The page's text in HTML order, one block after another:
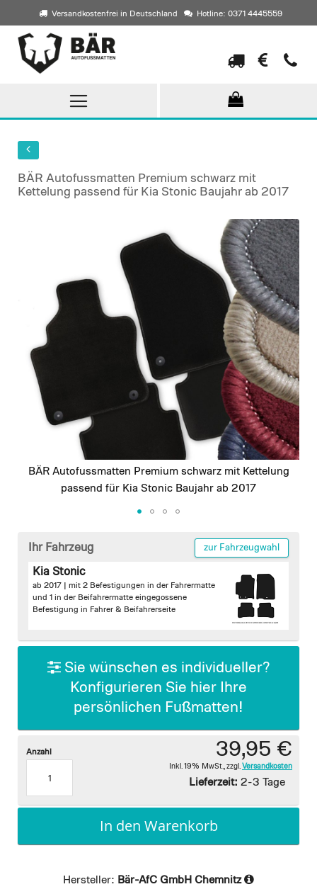
Versandkostenfrei in Deutschland Hotline: 0371 4445559
Direkt
zum
Inhalt
BÄR Autofussmatten Premium schwarz mit
Kettelung passend für Kia Stonic Baujahr ab 2017
images
gallery
BÄR Autofussmatten Premium schwarz mit Kettelung
passend für Kia Stonic Baujahr ab 2017
beginning
gallery
Ihr Fahrzeug zur Fahrzeugwahl
Kia Stonic
ab 2017 | mit 2 Befestigungen in der Fahrermatte
und 1 in der Beifahrermatte eingegossene
Befestigung in Fahrer & Beifahrerseite
Sie wünschen es individueller?
Konfigurieren Sie hier Ihre
persönlichen Fußmatten!
39,95 €
Inkl. 19% MwSt. zzgl. Versandkosten
Lieferzeit: 2-3 Tage
Anzahl
In den Warenkorb
Hersteller: Bär-AfC GmbH Chemnitz